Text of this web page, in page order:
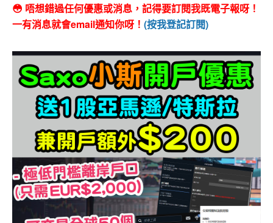
😳 唔想錯過任何優惠或消息，記得要訂閱我既電子報呀！
一有消息就會email通知你呀！ (按我登記訂閱)